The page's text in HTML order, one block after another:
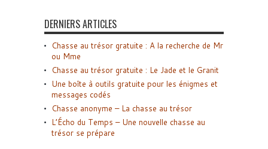
DERNIERS ARTICLES
Chasse au trésor gratuite : A la recherche de Mr
ou Mme
Chasse au trésor gratuite : Le Jade et le Granit
Une boîte à outils gratuite pour les énigmes et
messages codés
Chasse anonyme – La chasse au trésor
L’Écho du Temps – Une nouvelle chasse au
trésor se prépare